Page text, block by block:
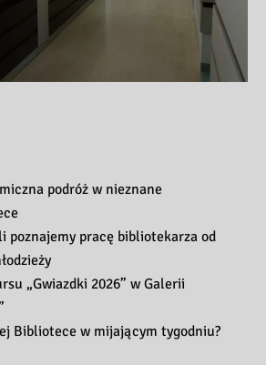
podróż w nieznane
poznajemy pracę bibliotekarza od
„Gwiazdki 2026” w Galerii
Bibliotece w mijającym tygodniu?